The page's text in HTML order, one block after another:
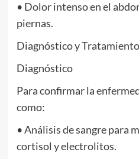
• Dolor intenso en el
piernas.
Diagnóstico y Tratamiento
Diagnóstico
Para confirmar la
como:
• Análisis de sangre para
cortisol y electrolitos.